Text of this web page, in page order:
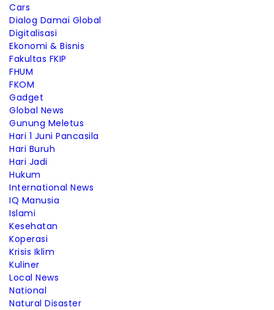
Cars
Dialog Damai Global
Digitalisasi
Ekonomi & Bisnis
Fakultas FKIP
FHUM
FKOM
Gadget
Global News
Gunung Meletus
Hari 1 Juni Pancasila
Hari Buruh
Hari Jadi
Hukum
International News
IQ Manusia
Islami
Kesehatan
Koperasi
Krisis Iklim
Kuliner
Local News
National
Natural Disaster